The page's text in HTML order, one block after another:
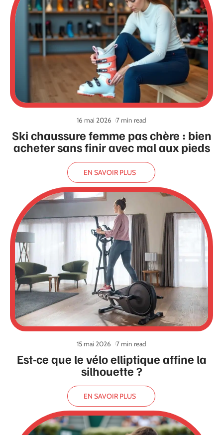
Ski chaussure femme pas chère : bien
acheter sans finir avec mal aux pieds
16 mai 2026 7 min read
EN SAVOIR PLUS
Est-ce que le vélo elliptique affine la
silhouette ?
15 mai 2026 7 min read
EN SAVOIR PLUS